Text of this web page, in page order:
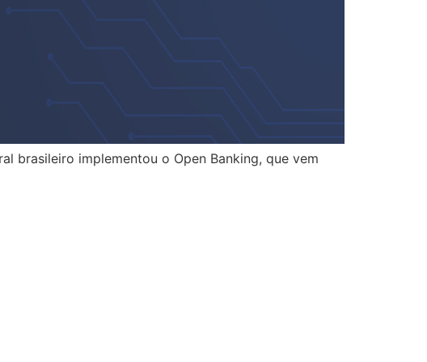
brasileiro implementou o Open Banking, que vem